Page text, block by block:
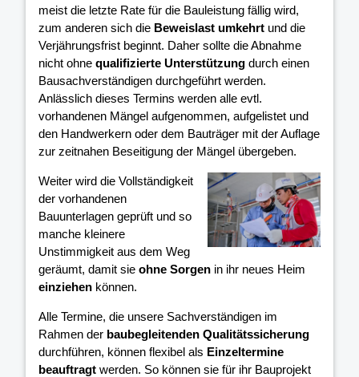
meist die letzte Rate für die Bauleistung fällig wird,
zum anderen sich die Beweislast umkehrt und die
Verjährungsfrist beginnt. Daher sollte die Abnahme
nicht ohne qualifizierte Unterstützung durch einen
Bausachverständigen durchgeführt werden.
Anlässlich dieses Termins werden alle evtl.
vorhandenen Mängel aufgenommen, aufgelistet und
den Handwerkern oder dem Bauträger mit der Auflage
zur zeitnahen Beseitigung der Mängel übergeben.
Weiter wird die Vollständigkeit
der vorhandenen
Bauunterlagen geprüft und so
manche kleinere
Unstimmigkeit aus dem Weg
geräumt, damit sie ohne Sorgen in ihr neues Heim
einziehen können.
Alle Termine, die unsere Sachverständigen im
Rahmen der baubegleitenden Qualitätssicherung
durchführen, können flexibel als Einzeltermine
beauftragt werden. So können sie für ihr Bauprojekt